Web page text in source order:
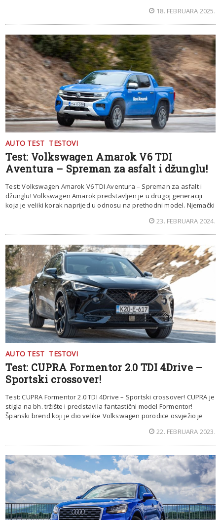
18. FEBRUARA 2025.
AUTO TEST TESTOVI
Test: Volkswagen Amarok V6 TDI
Aventura – Spreman za asfalt i džunglu!
Test: Volkswagen Amarok V6 TDI Aventura – Spreman za asfalt i
džunglu! Volkswagen Amarok predstavljen je u drugoj generaciji
koja je veliki korak naprijed u odnosu na prethodni model. Njemački
23. FEBRUARA 2024.
AUTO TEST TESTOVI
Test: CUPRA Formentor 2.0 TDI 4Drive –
Sportski crossover!
Test: CUPRA Formentor 2.0 TDI 4Drive – Sportski crossover! CUPRA je
stigla na bh. tržište i predstavila fantastični model Formentor!
Španski brend koji je dio velike Volkswagen porodice osvježio je
22. FEBRUARA 2023.